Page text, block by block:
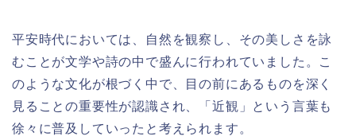
平安時代においては、自然を観察し、その美しさを詠
むことが文学や詩の中で盛んに行われていました。こ
のような文化が根づく中で、目の前にあるものを深く
見ることの重要性が認識され、「近観」という言葉も
徐々に普及していったと考えられます。